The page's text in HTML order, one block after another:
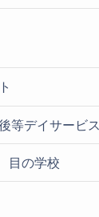
等デイサービス
目の学校